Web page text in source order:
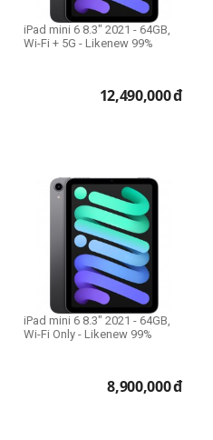
iPad mini 6 8.3" 2021 - 64GB,
Wi-Fi + 5G - Likenew 99%
12,490,000đ
iPad mini 6 8.3" 2021 - 64GB,
Wi-Fi Only - Likenew 99%
8,900,000đ